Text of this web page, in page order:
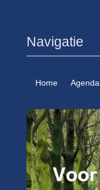
Navigatie
Home Agenda